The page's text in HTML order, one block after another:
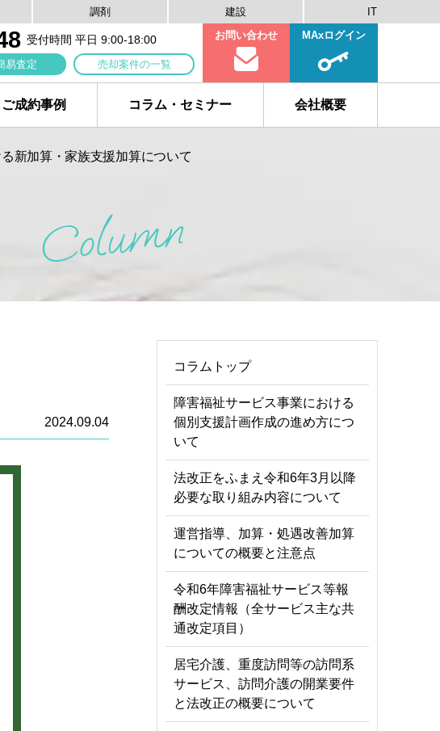
調剤 建設 IT
受付時間 平日 9:00-18:00
易査定 売却案件の一覧
お問い合わせ MAxログイン
ご成約事例 コラム・セミナー 会社概要
新加算・家族支援加算について
2024.09.04
コラムトップ
障害福祉サービス事業における
個別支援計画作成の進め方につ
いて
法改正をふまえ令和6年3月以降
必要な取り組み内容について
運営指導、加算・処遇改善加算
についての概要と注意点
令和6年障害福祉サービス等報
酬改定情報（全サービス主な共
通改定項目）
居宅介護、重度訪問等の訪問系
サービス、訪問介護の開業要件
と法改正の概要について